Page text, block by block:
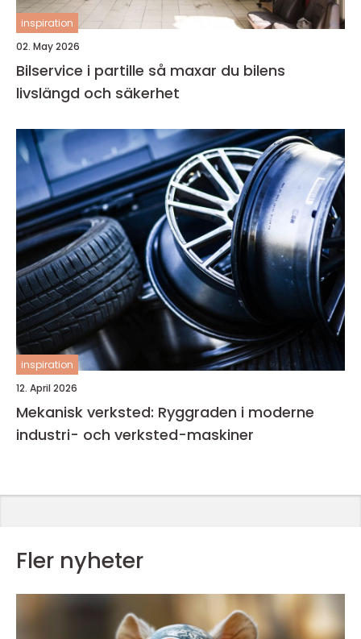
inspiration
02. May 2026
Bilservice i partille så maxar du bilens
livslängd och säkerhet
inspiration
12. April 2026
Mekanisk verksted: Ryggraden i moderne
industri- och verksted-maskiner
Fler nyheter